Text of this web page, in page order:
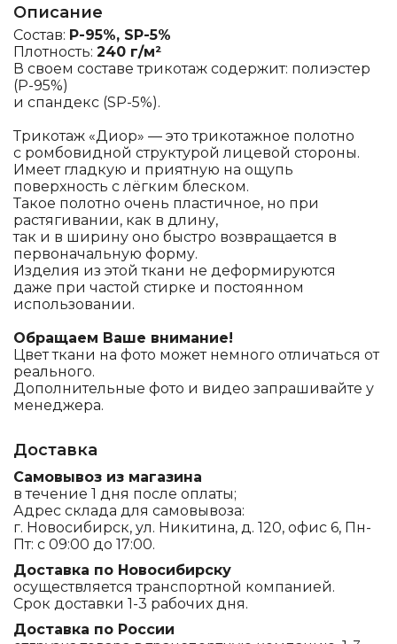
Описание
Состав: P-95%, SP-5%
Плотность: 240 г/м²
В своем составе трикотаж содержит: полиэстер
(P-95%)
и спандекс (SP-5%).
Трикотаж «Диор» — это трикотажное полотно
с ромбовидной структурой лицевой стороны.
Имеет гладкую и приятную на ощупь
поверхность с лёгким блеском.
Такое полотно очень пластичное, но при
растягивании, как в длину,
так и в ширину оно быстро возвращается в
первоначальную форму.
Изделия из этой ткани не деформируются
даже при частой стирке и постоянном
использовании.
Обращаем Ваше внимание!
Цвет ткани на фото может немного отличаться от
реального.
Дополнительные фото и видео запрашивайте у
менеджера.
Доставка
Самовывоз из магазина
в течение 1 дня после оплаты;
Адрес склада для самовывоза:
г. Новосибирск, ул. Никитина, д. 120, офис 6, Пн-
Пт: с 09:00 до 17:00.
Доставка по Новосибирску
осуществляется транспортной компанией.
Срок доставки 1-3 рабочих дня.
Доставка по России